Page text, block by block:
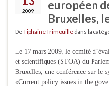
2009
européen
Bruxelles,
DeTiphaine Trimouille dans la
Le 17 mars 2009, le comité
et scientifiques (STOA) du
Bruxelles, une conférence sur le
«Current policy issues in the